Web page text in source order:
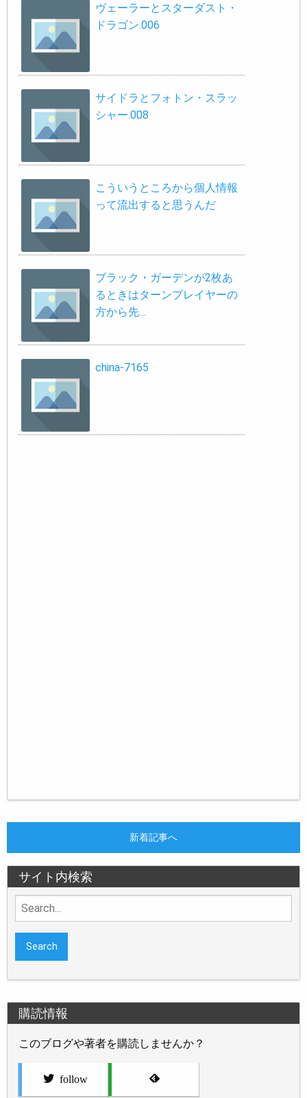
ヴェーラーとスターダスト・
ドラゴン.006
サイドラとフォトン・スラッ
シャー.008
こういうところから個人情報
って流出すると思うんだ
ブラック・ガーデンが2枚あ
るときはターンプレイヤーの
方から先…
china-7165
新着記事へ
サイト内検索
Search
for:
購読情報
このブログや著者を購読しませんか？
follow